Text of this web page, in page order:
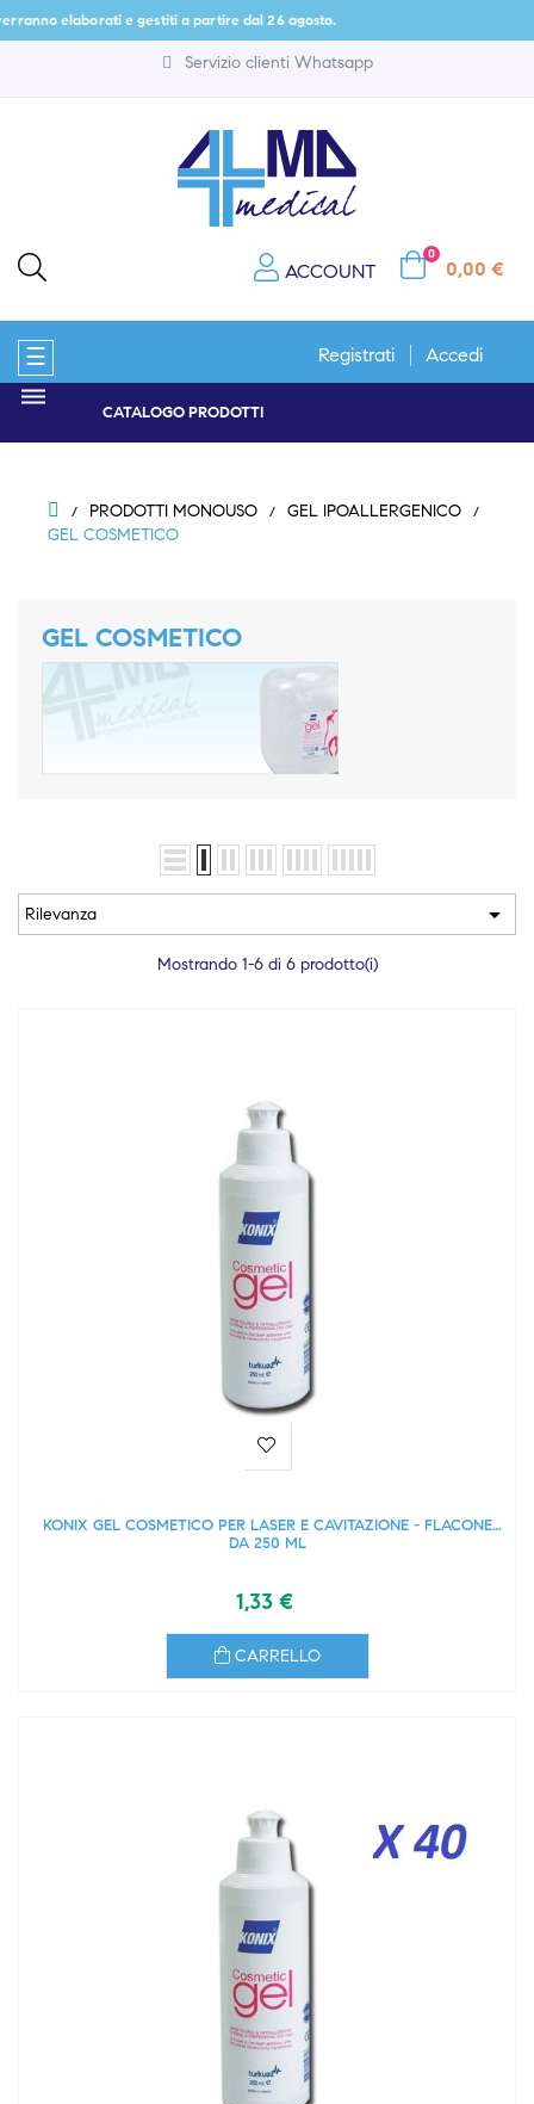
elaborati e gestiti a partire dal 26 agosto.
Servizio clienti Whatsapp
ACCOUNT
0
0,00 €
navigazione
Toggle
☰ Registrati Accedi
CATALOGO PRODOTTI
PRODOTTI MONOUSO
GEL IPOALLERGENICO
GEL COSMETICO
GEL COSMETICO
Rilevanza 
Mostrando 1-6 di 6 prodotto(i)
KONIX GEL COSMETICO PER LASER E CAVITAZIONE - FLACONE
DA 250 ML
1,33 €
CARRELLO